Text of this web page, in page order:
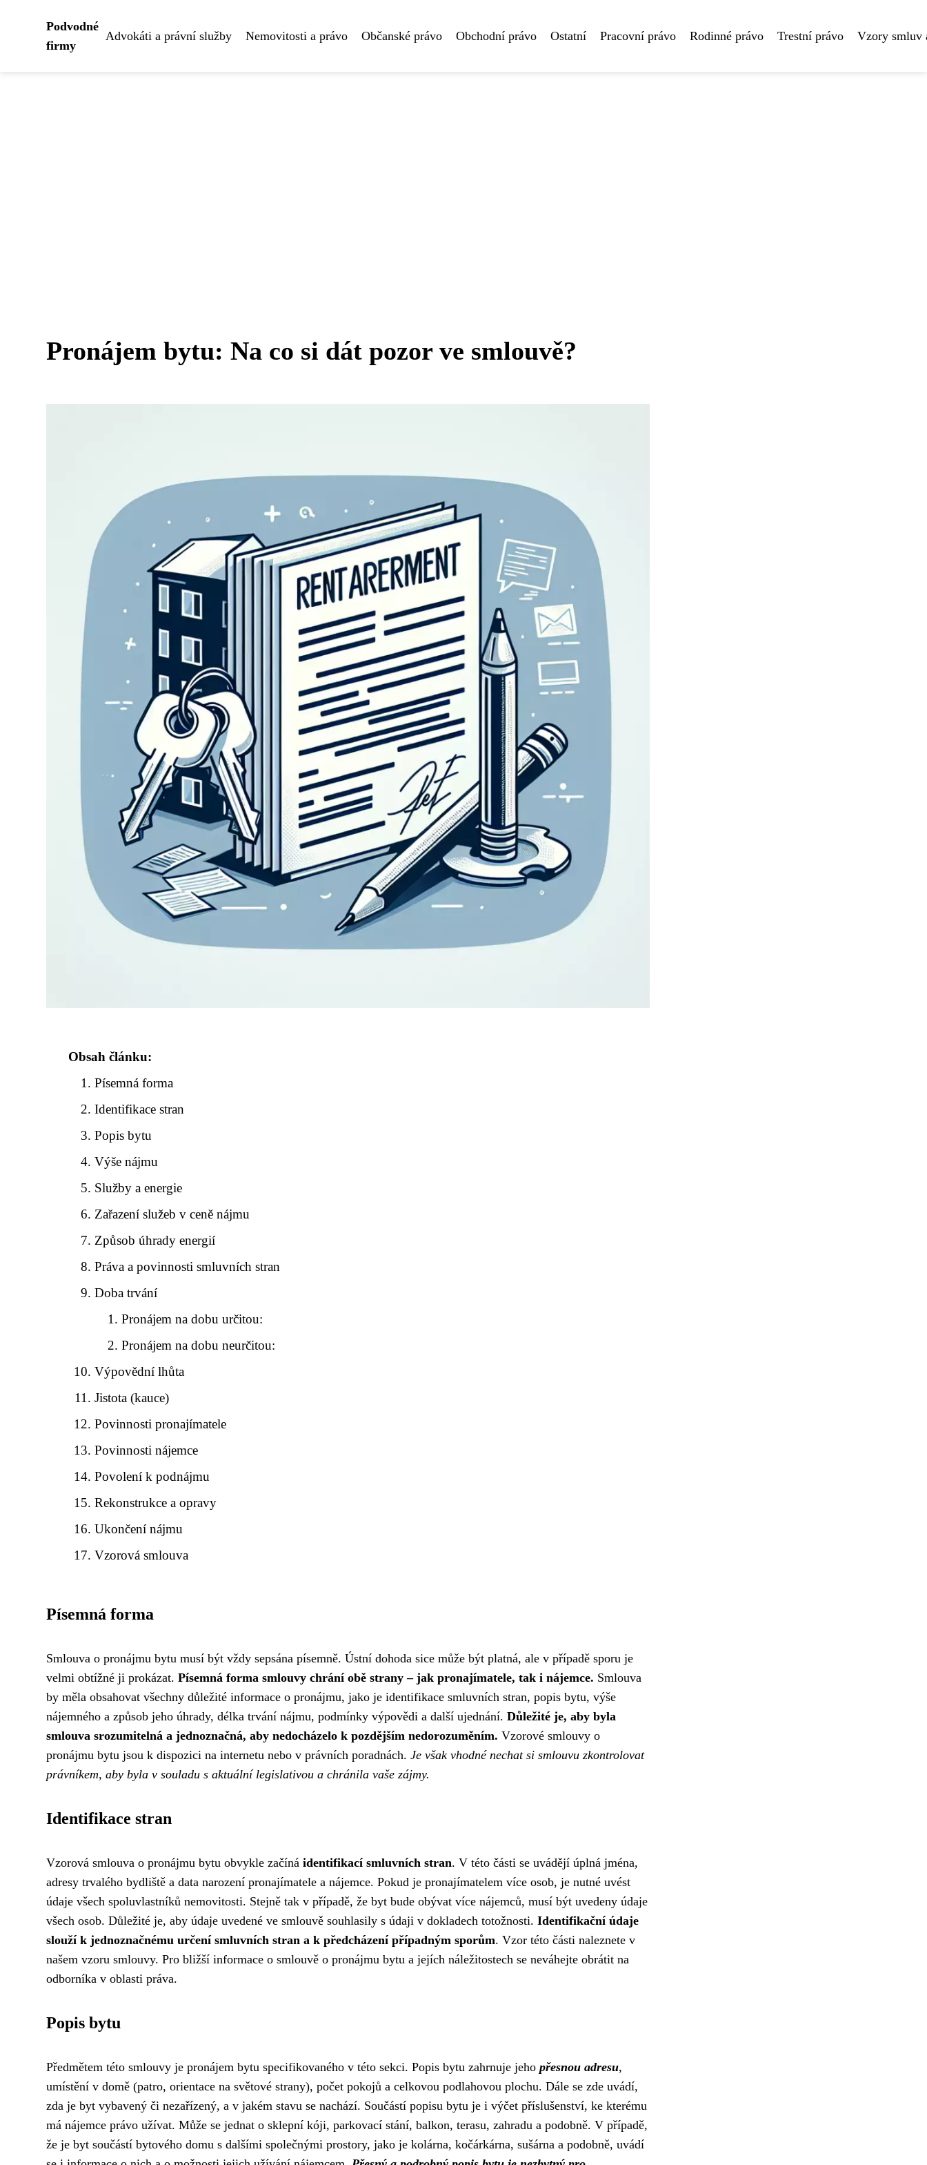
Podvodné
firmy
Advokáti a právní služby Nemovitosti a právo Občanské právo Obchodní právo Ostatní Pracovní právo Rodinné právo Trestní právo Vzory smluv
Pronájem bytu: Na co si dát pozor ve smlouvě?
Obsah článku:
Písemná forma
Identifikace stran
Popis bytu
Výše nájmu
Služby a energie
Zařazení služeb v ceně nájmu
Způsob úhrady energií
Práva a povinnosti smluvních stran
Doba trvání
Pronájem na dobu určitou:
Pronájem na dobu neurčitou:
Výpovědní lhůta
Jistota (kauce)
Povinnosti pronajímatele
Povinnosti nájemce
Povolení k podnájmu
Rekonstrukce a opravy
Ukončení nájmu
Vzorová smlouva
Písemná forma
Smlouva o pronájmu bytu musí být vždy sepsána písemně. Ústní dohoda sice může být platná, ale v případě sporu je
velmi obtížné ji prokázat. Písemná forma smlouvy chrání obě strany – jak pronajímatele, tak i nájemce. Smlouva
by měla obsahovat všechny důležité informace o pronájmu, jako je identifikace smluvních stran, popis bytu, výše
nájemného a způsob jeho úhrady, délka trvání nájmu, podmínky výpovědi a další ujednání. Důležité je, aby byla
smlouva srozumitelná a jednoznačná, aby nedocházelo k pozdějším nedorozuměním. Vzorové smlouvy o
pronájmu bytu jsou k dispozici na internetu nebo v právních poradnách. Je však vhodné nechat si smlouvu zkontrolovat
právníkem, aby byla v souladu s aktuální legislativou a chránila vaše zájmy.
Identifikace stran
Vzorová smlouva o pronájmu bytu obvykle začíná identifikací smluvních stran. V této části se uvádějí úplná jména,
adresy trvalého bydliště a data narození pronajímatele a nájemce. Pokud je pronajímatelem více osob, je nutné uvést
údaje všech spoluvlastníků nemovitosti. Stejně tak v případě, že byt bude obývat více nájemců, musí být uvedeny údaje
všech osob. Důležité je, aby údaje uvedené ve smlouvě souhlasily s údaji v dokladech totožnosti. Identifikační údaje
slouží k jednoznačnému určení smluvních stran a k předcházení případným sporům. Vzor této části naleznete v
našem vzoru smlouvy. Pro bližší informace o smlouvě o pronájmu bytu a jejích náležitostech se neváhejte obrátit na
odborníka v oblasti práva.
Popis bytu
Předmětem této smlouvy je pronájem bytu specifikovaného v této sekci. Popis bytu zahrnuje jeho přesnou adresu,
umístění v domě (patro, orientace na světové strany), počet pokojů a celkovou podlahovou plochu. Dále se zde uvádí,
zda je byt vybavený či nezařízený, a v jakém stavu se nachází. Součástí popisu bytu je i výčet příslušenství, ke kterému
má nájemce právo užívat. Může se jednat o sklepní kóji, parkovací stání, balkon, terasu, zahradu a podobně. V případě,
že je byt součástí bytového domu s dalšími společnými prostory, jako je kolárna, kočárkárna, sušárna a podobně, uvádí